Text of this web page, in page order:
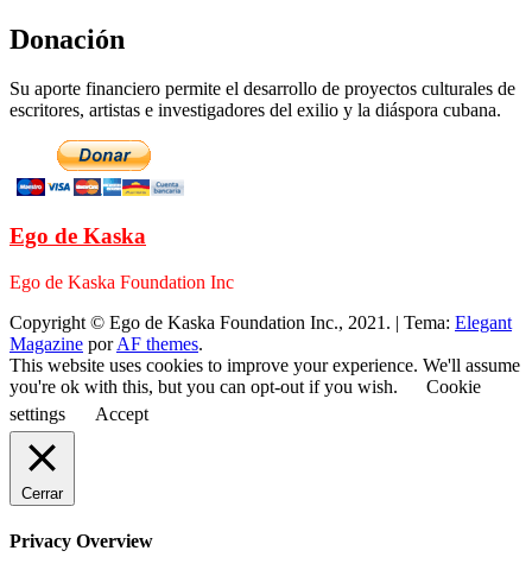
Donación
Su aporte financiero permite el desarrollo de proyectos culturales de
escritores, artistas e investigadores del exilio y la diáspora cubana.
Ego de Kaska
Ego de Kaska Foundation Inc
Copyright © Ego de Kaska Foundation Inc., 2021. | Tema: Elegant
Magazine porAF themes.
This website uses cookies to improve your experience. We'll assume
you're ok with this, but you can opt-out if you wish.
Cookie
settings
Accept
Cerrar
Privacy Overview